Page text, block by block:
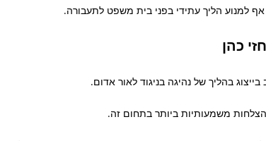
אף למנוע הליך עתידי בפני בית משפט לתעבורה.
כהן
בייצוג בהליך של נהיגה בניגוד לאור אדום.
הצלחות משמעותיות ביותר בתחום זה.